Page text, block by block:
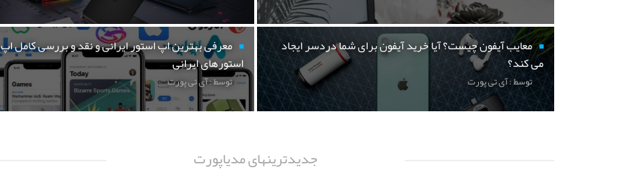
معایب آیفون چیست؟ آیا خرید آیفون برای شما دردسر ایجاد
می کند؟
توسط : آی تی پورت
معرفی بهترین اپ استور ایرانی و نقد و بررسی کامل اپ
استورهای ایرانی
توسط : آی تی پورت
جدیدترینهای مدیاپورت